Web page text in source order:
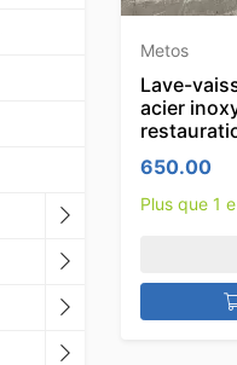
Metos
Lave-
acier
650.00
Plus que 1